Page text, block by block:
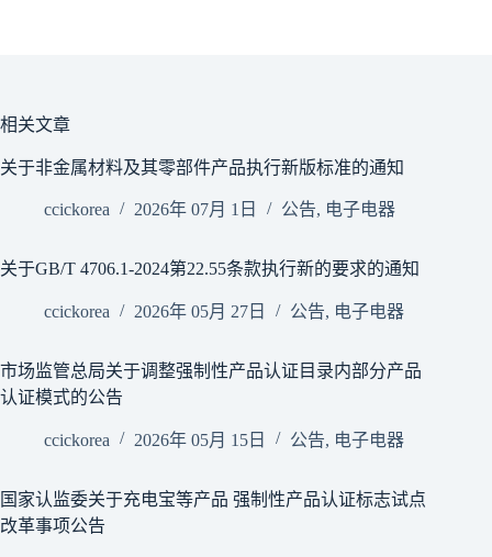
相关文章
关于非金属材料及其零部件产品执行新版标准的通知
ccickorea 2026年 07月 1日 公告, 电子电器
关于GB/T 4706.1-2024第22.55条款执行新的要求的通知
ccickorea 2026年 05月 27日 公告, 电子电器
市场监管总局关于调整强制性产品认证目录内部分产品
认证模式的公告
ccickorea 2026年 05月 15日 公告, 电子电器
国家认监委关于充电宝等产品 强制性产品认证标志试点
改革事项公告